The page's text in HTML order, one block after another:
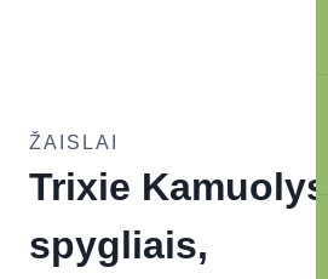
ŽAISLAI
Trixie Kamuolys
spygliais,